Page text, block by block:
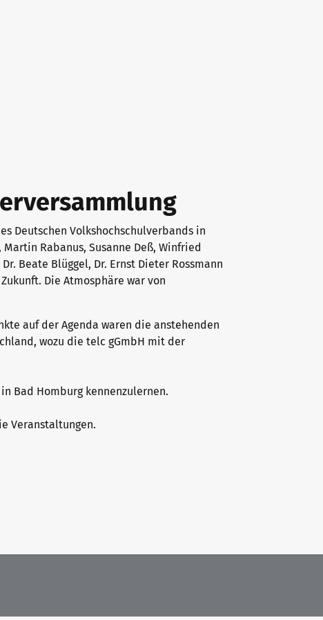
Deutschen Volkshochschulverbands in
Rabanus, Susanne Deß, Winfried
Beate Blüggel, Dr. Ernst Dieter Rossmann
Die Atmosphäre war von
auf der Agenda waren die anstehenden
wozu die telc gGmbH mit der
Bad Homburg kennenzulernen.
Veranstaltungen.